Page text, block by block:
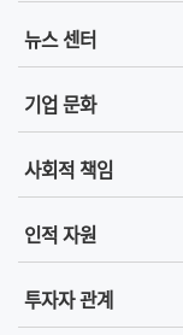
뉴스 센터
기업 문화
사회적 책임
인적 자원
투자자 관계